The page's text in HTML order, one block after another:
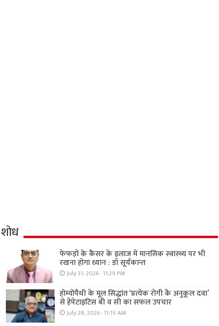
शोध
फेफड़ों के कैंसर के इलाज में मानसिक स्वास्थ्य पर भी
रखना होगा ध्यान : डॉ सूर्यकान्त
July 31, 2026- 11:29 PM
होम्योपैथी के मूल सिद्धांत ‘प्रत्येक रोगी केे अनुकूल दवा’
से हेपेटाइटिस बी व सी का सफल उपचार
July 28, 2026- 11:15 AM